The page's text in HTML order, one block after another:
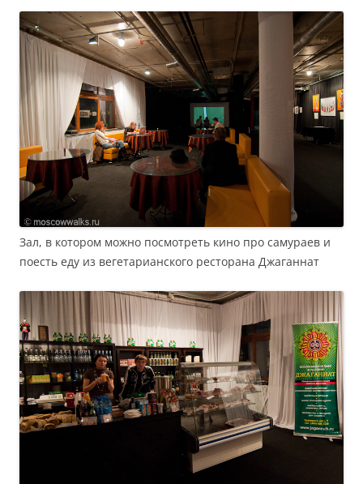
Зал, в котором можно посмотреть кино про самураев и
поесть еду из вегетарианского ресторана Джаганнат